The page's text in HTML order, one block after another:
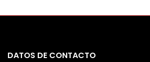
DATOS DE CONTACTO